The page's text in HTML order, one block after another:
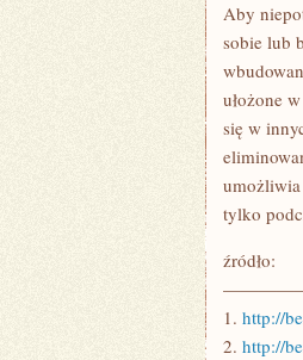
Aby
sobie lub
ułożone
się w
umożliwia
tylko
źródło:
1. http://
2. http://